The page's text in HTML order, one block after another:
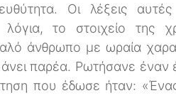
ευθύτητα. Οι λέξεις
το στοιχείο της
άνθρωπο με ωραία
παρέα. Ρωτήσανε
που έδωσε ήταν: